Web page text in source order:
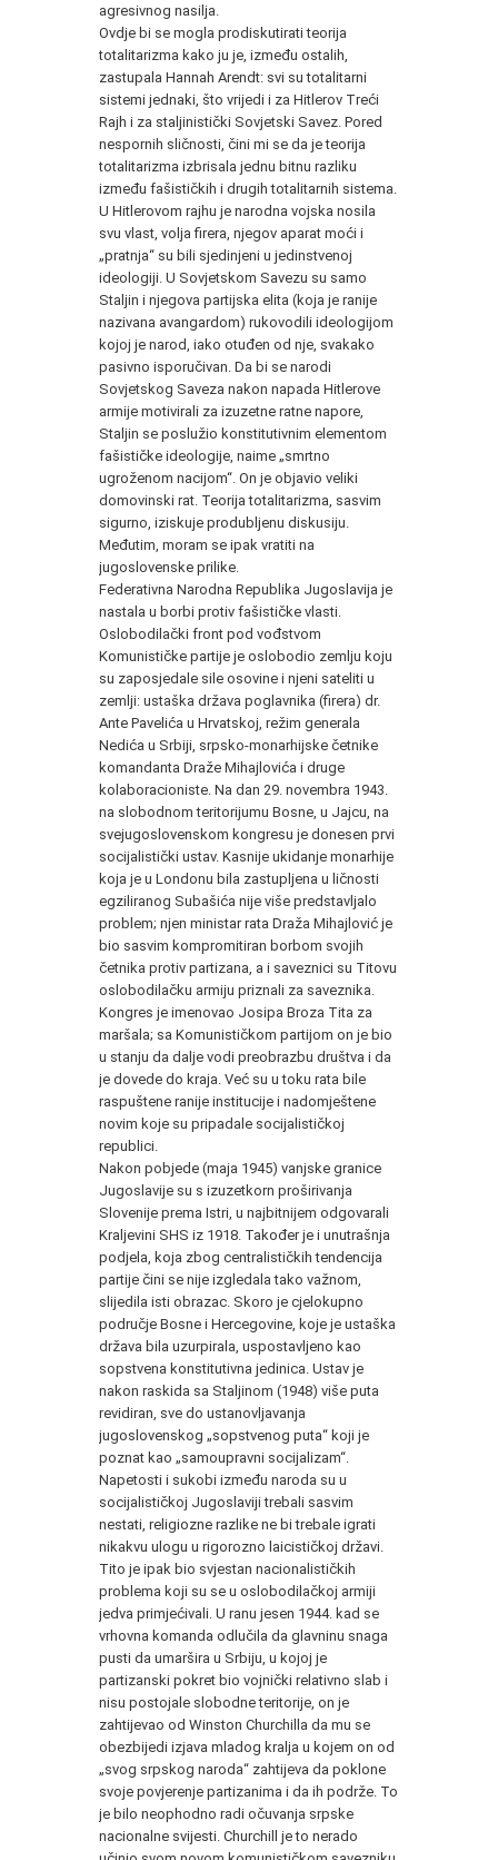
agresivnog nasilja.
Ovdje bi se mogla prodiskutirati teorija
totalitarizma kako ju je, između ostalih,
zastupala Hannah Arendt: svi su totalitarni
sistemi jednaki, što vrijedi i za Hitlerov Treći
Rajh i za staljinistički Sovjetski Savez. Pored
nespornih sličnosti, čini mi se da je teorija
totalitarizma izbrisala jednu bitnu razliku
između fašističkih i drugih totalitarnih sistema.
U Hitlerovom rajhu je narodna vojska nosila
svu vlast, volja firera, njegov aparat moći i
„pratnja“ su bili sjedinjeni u jedinstvenoj
ideologiji. U Sovjetskom Savezu su samo
Staljin i njegova partijska elita (koja je ranije
nazivana avangardom) rukovodili ideologijom
kojoj je narod, iako otuđen od nje, svakako
pasivno isporučivan. Da bi se narodi
Sovjetskog Saveza nakon napada Hitlerove
armije motivirali za izuzetne ratne napore,
Staljin se poslužio konstitutivnim elementom
fašističke ideologije, naime „smrtno
ugroženom nacijom“. On je objavio veliki
domovinski rat. Teorija totalitarizma, sasvim
sigurno, iziskuje produbljenu diskusiju.
Međutim, moram se ipak vratiti na
jugoslovenske prilike.
Federativna Narodna Republika Jugoslavija je
nastala u borbi protiv fašističke vlasti.
Oslobodilački front pod vođstvom
Komunističke partije je oslobodio zemlju koju
su zaposjedale sile osovine i njeni sateliti u
zemlji: ustaška država poglavnika (firera) dr.
Ante Pavelića u Hrvatskoj, režim generala
Nedića u Srbiji, srpsko-monarhijske četnike
komandanta Draže Mihajlovića i druge
kolaboracioniste. Na dan 29. novembra 1943.
na slobodnom teritorijumu Bosne, u Jajcu, na
svejugoslovenskom kongresu je donesen prvi
socijalistički ustav. Kasnije ukidanje monarhije
koja je u Londonu bila zastupljena u ličnosti
egziliranog Subašića nije više predstavljalo
problem; njen ministar rata Draža Mihajlović je
bio sasvim kompromitiran borbom svojih
četnika protiv partizana, a i saveznici su Titovu
oslobodilačku armiju priznali za saveznika.
Kongres je imenovao Josipa Broza Tita za
maršala; sa Komunističkom partijom on je bio
u stanju da dalje vodi preobrazbu društva i da
je dovede do kraja. Već su u toku rata bile
raspuštene ranije institucije i nadomještene
novim koje su pripadale socijalističkoj
republici.
Nakon pobjede (maja 1945) vanjske granice
Jugoslavije su s izuzetkorn proširivanja
Slovenije prema Istri, u najbitnijem odgovarali
Kraljevini SHS iz 1918. Također je i unutrašnja
podjela, koja zbog centralističkih tendencija
partije čini se nije izgledala tako važnom,
slijedila isti obrazac. Skoro je cjelokupno
područje Bosne i Hercegovine, koje je ustaška
država bila uzurpirala, uspostavljeno kao
sopstvena konstitutivna jedinica. Ustav je
nakon raskida sa Staljinom (1948) više puta
revidiran, sve do ustanovljavanja
jugoslovenskog „sopstvenog puta“ koji je
poznat kao „samoupravni socijalizam“.
Napetosti i sukobi između naroda su u
socijalističkoj Jugoslaviji trebali sasvim
nestati, religiozne razlike ne bi trebale igrati
nikakvu ulogu u rigorozno laicističkoj državi.
Tito je ipak bio svjestan nacionalističkih
problema koji su se u oslobodilačkoj armiji
jedva primjećivali. U ranu jesen 1944. kad se
vrhovna komanda odlučila da glavninu snaga
pusti da umaršira u Srbiju, u kojoj je
partizanski pokret bio vojnički relativno slab i
nisu postojale slobodne teritorije, on je
zahtijevao od Winston Churchilla da mu se
obezbijedi izjava mladog kralja u kojem on od
„svog srpskog naroda“ zahtijeva da poklone
svoje povjerenje partizanima i da ih podrže. To
je bilo neophodno radi očuvanja srpske
nacionalne svijesti. Churchill je to nerado